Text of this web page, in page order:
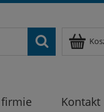
Kontakt